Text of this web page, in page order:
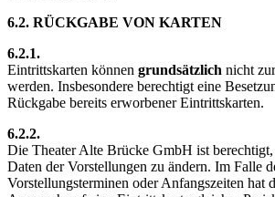
6.2. RÜCKGABE VON KARTEN
6.2.1.
Eintrittskarten können grundsätzlich nicht
werden. Insbesondere berechtigt eine
Rückgabe bereits erworbener Eintrittskarten.
6.2.2.
Die Theater Alte Brücke GmbH ist
Daten der Vorstellungen zu ändern. Im Falle
Vorstellungsterminen oder Anfangszeiten hat